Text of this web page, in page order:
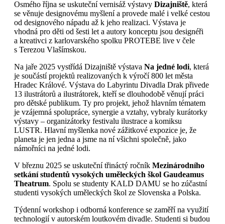
Osmého října se uskuteční vernisáž výstavy Dizajniště, která
se věnuje designovému myšlení a provede malé i velké cestou
od designového nápadu až k jeho realizaci. Výstava je
vhodná pro děti od šesti let a autory konceptu jsou designéři
a kreativci z karlovarského spolku PROTEBE live v čele
s Terezou Vlašímskou.
Na jaře 2025 vystřídá Dizajniště výstava Na jedné lodi, která
je součástí projektů realizovaných k výročí 800 let města
Hradec Králové. Výstava do Labyrintu Divadla Drak přivede
13 ilustrátorů a ilustrátorek, kteří se dlouhodobě věnují práci
pro dětské publikum. Ty pro projekt, jehož hlavním tématem
je vzájemná spolupráce, synergie a vztahy, vybraly kurátorky
výstavy – organizátorky festivalu ilustrace a komiksu
LUSTR. Hlavní myšlenka nové zážitkové expozice je, že
planeta je jen jedna a jsme na ní všichni společně, jako
námořníci na jedné lodi.
V březnu 2025 se uskuteční třináctý ročník Mezinárodního
setkání studentů vysokých uměleckých škol Gaudeamus
Theatrum. Spolu se studenty KALD DAMU se ho zúčastní
studenti vysokých uměleckých škol ze Slovenska a Polska.
Týdenní workshop i odborná konference se zaměří na využití
technologií v autorském loutkovém divadle. Studenti si budou